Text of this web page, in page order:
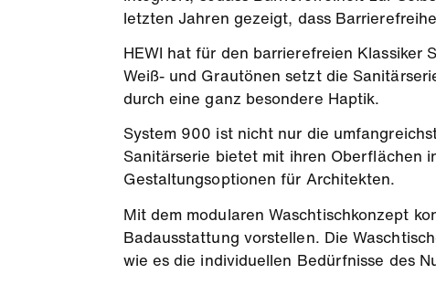
letzten Jahren gezeigt, dass
HEWI hat für den barrierefreien
Weiß- und Grautönen setzt die
durch eine ganz besondere Haptik.
System 900 ist nicht nur die
Sanitärserie bietet mit ihren Oberflächen
Gestaltungsoptionen für Architekten.
Mit dem modularen Waschtischkonzept
Badausstattung vorstellen. Die
wie es die individuellen Bedürfnisse des